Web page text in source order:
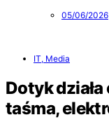
05/06/2026
IT, Media
Dotyk
taśma,